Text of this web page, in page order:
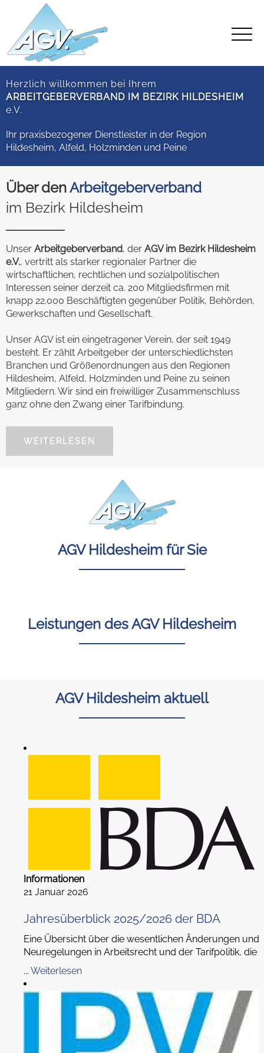
Herzlich willkommen bei Ihrem
ARBEITGEBERVERBAND IM BEZIRK HILDESHEIM
e.V.
Ihr praxisbezogener Dienstleister in der Region
Hildesheim, Alfeld, Holzminden und Peine
Über denArbeitgeberverband
im Bezirk Hildesheim
Unser Arbeitgeberverband, der AGV im Bezirk Hildesheim
e.V., vertritt als starker regionaler Partner die
wirtschaftlichen, rechtlichen und sozialpolitischen
Interessen seiner derzeit ca. 200 Mitgliedsfirmen mit
knapp 22.000 Beschäftigten gegenüber Politik, Behörden,
Gewerkschaften und Gesellschaft.
Unser AGV ist ein eingetragener Verein, der seit 1949
besteht. Er zählt Arbeitgeber der unterschiedlichsten
Branchen und Größenordnungen aus den Regionen
Hildesheim, Alfeld, Holzminden und Peine zu seinen
Mitgliedern. Wir sind ein freiwilliger Zusammenschluss
ganz ohne den Zwang einer Tarifbindung.
WEITERLESEN
AGV Hildesheim für Sie
Leistungen des AGV Hildesheim
AGV Hildesheim aktuell
Informationen
21 Januar 2026
Jahresüberblick 2025/2026 der BDA
Eine Übersicht über die wesentlichen Änderungen und
Neuregelungen in Arbeitsrecht und der Tarifpolitik, die
... Weiterlesen